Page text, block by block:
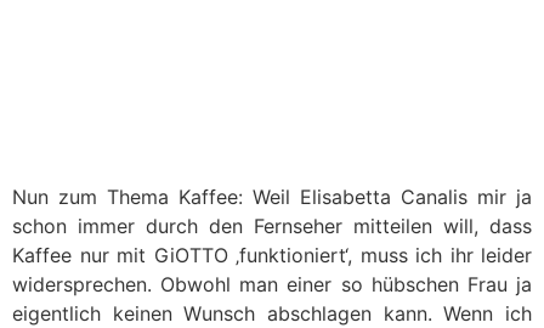
Nun zum Thema Kaffee: Weil Elisabetta Canalis mir ja
schon immer durch den Fernseher mitteilen will, dass
Kaffee nur mit GiOTTO ‚funktioniert‘, muss ich ihr leider
widersprechen. Obwohl man einer so hübschen Frau ja
eigentlich keinen Wunsch abschlagen kann. Wenn ich